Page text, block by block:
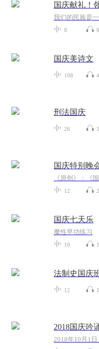
国庆献礼！
8
国庆美诗文
108
刑法国庆
26
国庆特别晚
12
国庆七天乐
魔性早功练习
10
法制史国庆
12
2018国庆吟